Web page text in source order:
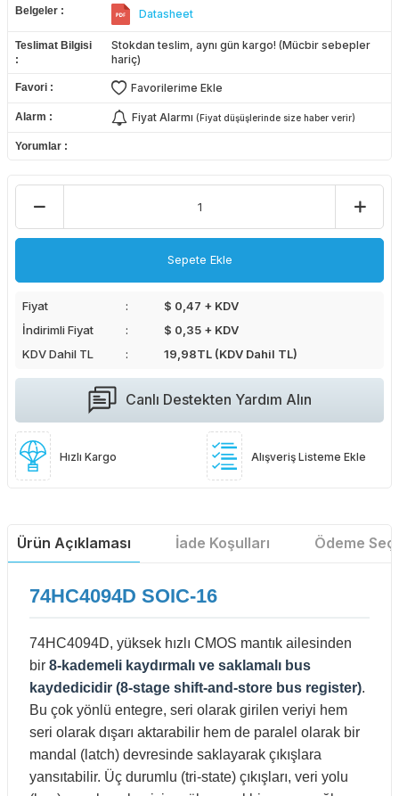
Belgeler Datasheet
Teslimat Bilgisi
Stokdan teslim, aynı gün kargo! (Mücbir sebepler
hariç)
Favori Favorilerime Ekle
Alarm Fiyat Alarmı (Fiyat düşüşlerinde size haber verir)
Yorumlar
Sepete Ekle
Fiyat
$ 0,47 + KDV
İndirimli Fiyat
$ 0,35 + KDV
KDV Dahil TL
19,98TL (KDV Dahil TL)
Canlı Destekten Yardım Alın
Hızlı Kargo Alışveriş Listeme Ekle
Ürün Açıklaması İade Koşulları Ödeme
74HC4094D SOIC-16
74HC4094D, yüksek hızlı CMOS mantık ailesinden
bir 8-kademeli kaydırmalı ve saklamalı bus
kaydedicidir (8-stage shift-and-store bus register).
Bu çok yönlü entegre, seri olarak girilen veriyi hem
seri olarak dışarı aktarabilir hem de paralel olarak bir
mandal (latch) devresinde saklayarak çıkışlara
yansıtabilir. Üç durumlu (tri-state) çıkışları, veri yolu